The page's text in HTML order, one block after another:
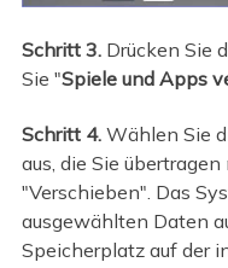
Schritt 3.Drücken Sie
Sie "Spiele und Apps
Schritt 4.Wählen Sie
aus, die Sie
"Verschieben". Das
ausgewählten Daten
Speicherplatz auf der